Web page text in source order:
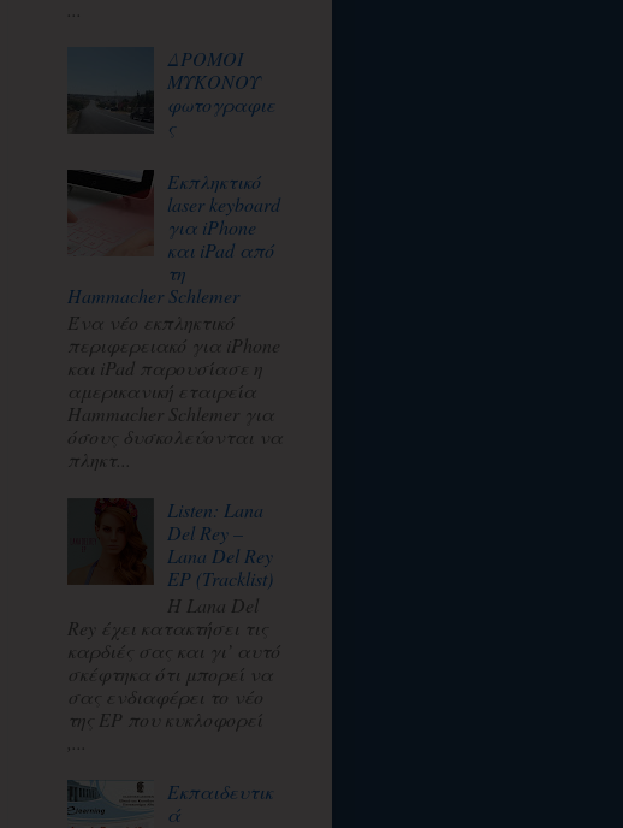
ΔΡΟΜΟΙ
ΜΥΚΟΝΟΥ
φωτογραφιε
ς
Εκπληκτικό
laser keyboard
για iPhone
και iPad από
τη
Hammacher Schlemer
Ένα νέο εκπληκτικό
περιφερειακό για iPhone
και iPad παρουσίασε η
αμερικανική εταιρεία
Hammacher Schlemer για
όσους δυσκολεύονται να
πληκτ...
Listen: Lana
Del Rey –
Lana Del Rey
EP (Tracklist)
Η Lana Del
Rey έχει κατακτήσει τις
καρδιές σας και γι’ αυτό
σκέφτηκα ότι μπορεί να
σας ενδιαφέρει το νέο
της EP που κυκλοφορεί
Εκπαιδευτικ
ά